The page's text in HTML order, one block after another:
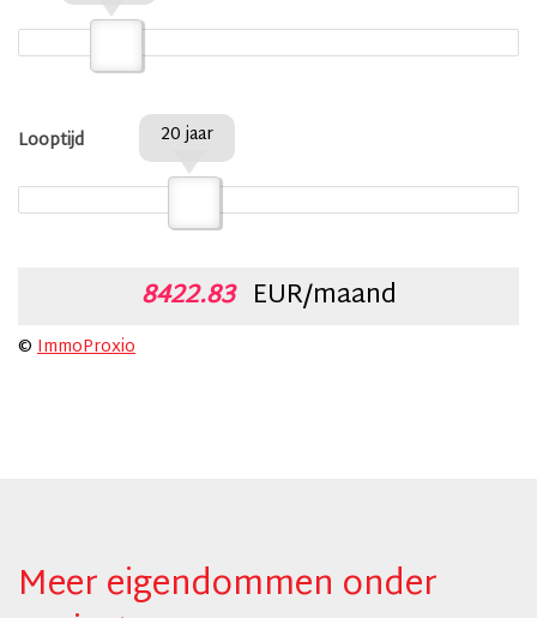
Looptijd 20 jaar
8422.83 EUR/maand
© ImmoProxio
Meer eigendommen onder